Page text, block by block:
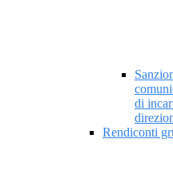
di
Rendiconti